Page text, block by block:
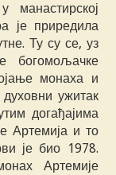
манастирској
је приредила
Ту су се, уз
богомољачке
монаха и
ужитак
догађајима
Артемија и то
је био 1978.
Артемије